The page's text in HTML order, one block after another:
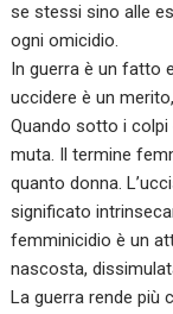
se stessi sino alle
ogni omicidio.
In guerra è un fatto
uccidere è un
Quando sotto i colpi
muta. Il termine
quanto donna.
significato
femminicidio è un
nascosta,
La guerra rende più